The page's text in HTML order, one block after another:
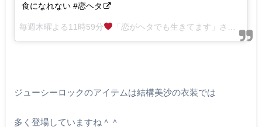
食になれない #恋ヘタ
毎週木曜よる11時59分 「恋がヘタでも生きてます」さん(@koiheta)がシェアした投稿 –
ジューシーロックのアイテムは結構美沙の衣装では
多く登場していますね＾＾